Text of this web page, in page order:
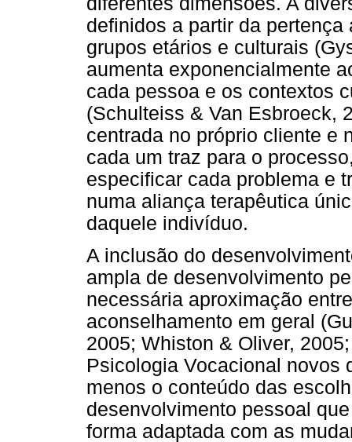
definidos a partir da
grupos etários e culturais
aumenta exponencialmente
cada pessoa e os contextos
(Schulteiss & Van Esbroeck,
centrada no próprio cliente e
cada um traz para o
especificar cada problema e
numa aliança terapêutica
daquele indivíduo.
A inclusão do
ampla de desenvolvimento
necessária aproximação
aconselhamento em geral
2005; Whiston & Oliver,
Psicologia Vocacional novos
menos o conteúdo das
desenvolvimento pessoal
forma adaptada com as